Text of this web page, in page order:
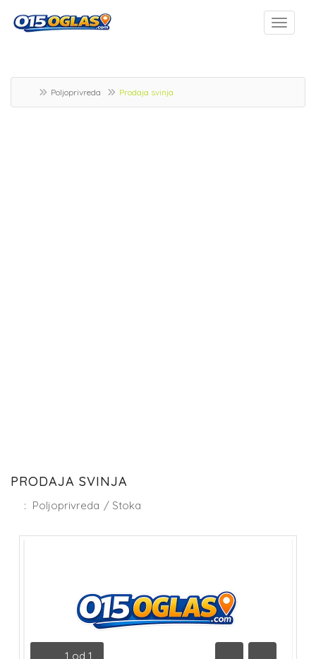
Poljoprivreda Prodaja svinja
PRODAJA SVINJA
: Poljoprivreda / Stoka
1 od 1